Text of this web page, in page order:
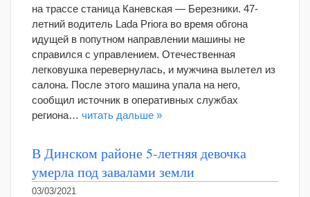
на трассе станица Каневская — Березники. 47-
летний водитель Lada Priora во время обгона
идущей в попутном направлении машины не
справился с управлением. Отечественная
легковушка перевернулась, и мужчина вылетел из
салона. После этого машина упала на него,
сообщил источник в оперативных службах
региона… читать дальше »
В Динском районе 5-летняя девочка
умерла под завалами земли
03/03/2021